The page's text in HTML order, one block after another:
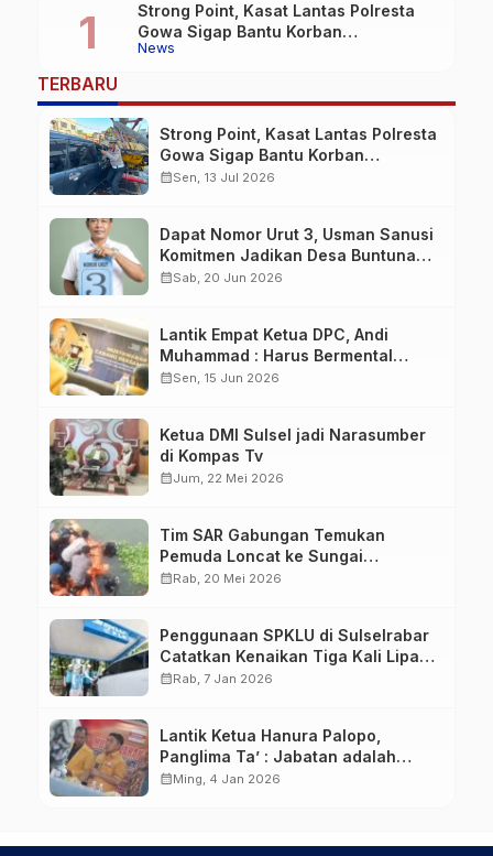
News
Strong Point, Kasat Lantas Polresta
Gowa Sigap Bantu Korban
Kecelakaan
TERBARU
Strong Point, Kasat Lantas Polresta
Gowa Sigap Bantu Korban
Kecelakaan
calendar_monthSen, 13 Jul 2026
Dapat Nomor Urut 3, Usman Sanusi
Komitmen Jadikan Desa Buntuna
Jauh lebih Baik
calendar_monthSab, 20 Jun 2026
Lantik Empat Ketua DPC, Andi
Muhammad : Harus Bermental
Pejuang
calendar_monthSen, 15 Jun 2026
Ketua DMI Sulsel jadi Narasumber
di Kompas Tv
calendar_monthJum, 22 Mei 2026
Tim SAR Gabungan Temukan
Pemuda Loncat ke Sungai
Pampang Makassar
calendar_monthRab, 20 Mei 2026
Penggunaan SPKLU di Sulselrabar
Catatkan Kenaikan Tiga Kali Lipat
di Tahun 2025
calendar_monthRab, 7 Jan 2026
Lantik Ketua Hanura Palopo,
Panglima Ta’ : Jabatan adalah
amanah siap dipertanggung
calendar_monthMing, 4 Jan 2026